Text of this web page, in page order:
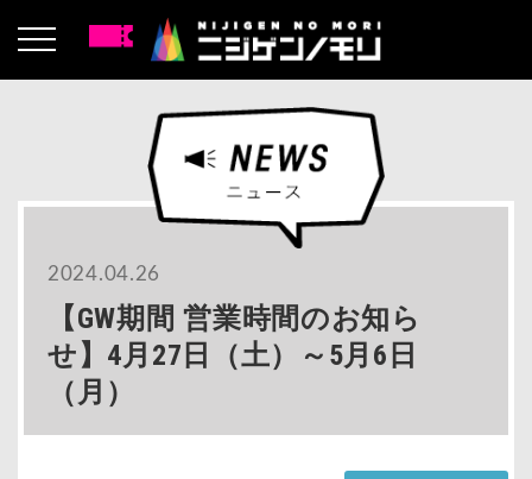
2024.04.26
【GW期間 営業時間のお知ら
せ】4月27日（土）～5月6日
（月）